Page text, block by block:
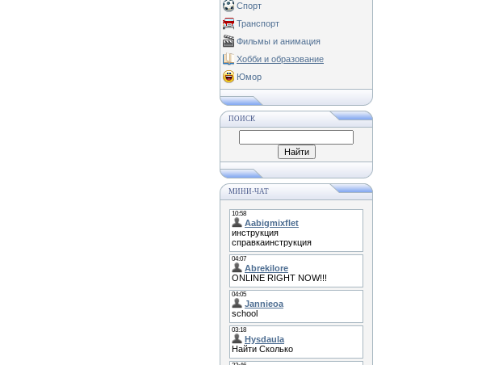
Спорт
Транспорт
Фильмы и анимация
Хобби и образование
Юмор
ПОИСК
МИНИ-ЧАТ